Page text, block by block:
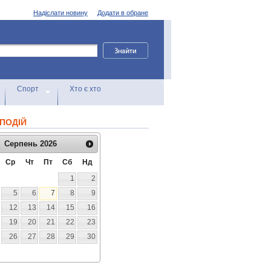
Додати в обране
Надіслати новину
Спорт Хто є хто
Серпень 2026
Ср Чт Пт Сб
Нд
1
2
5 6 7 8
9
12 13 14 15
16
19 20 21 22
23
26 27 28 29
30